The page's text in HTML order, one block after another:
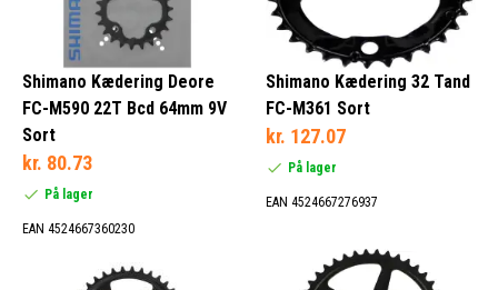
Bosch (118)
Brose (4)
Fazua (2)
Aluminium (1081)
Shimano Kædering Deore
FC-M590 22T Bcd 64mm 9V
Sort
kr. 80.73
På lager
EAN 4524667360230
Shimano Kædering 32 Tand
FC-M361 Sort
kr. 127.07
På lager
EAN 4524667276937